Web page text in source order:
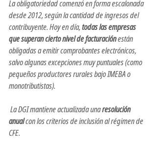
La obligatoriedad comenzó en forma escalonada
desde 2012, según la cantidad de ingresos del
contribuyente. Hoy en día, todas las empresas
que superan cierto nivel de facturación están
obligadas a emitir comprobantes electrónicos,
salvo algunas excepciones muy puntuales (como
pequeños productores rurales bajo IMEBA o
monotributistas).
La DGI mantiene actualizada una resolución
anual con los criterios de inclusión al régimen de
CFE.